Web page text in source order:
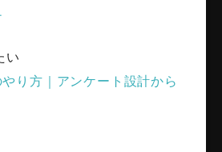
い
り方｜アンケート設計から